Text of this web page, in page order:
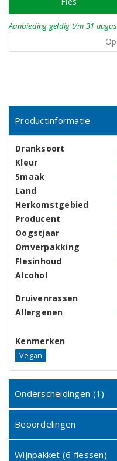
Aanbieding geldig t/m 31
Productinformatie
Dranksoort
Kleur
Smaak
Land
Herkomstgebied
Producent
Oogstjaar
Omverpakking
Flesinhoud
Alcohol
Druivenrassen
Allergenen
Kenmerken
Vegan
Onderscheidingen (1)
Beoordelingen
Wijnpakket (6 flessen)